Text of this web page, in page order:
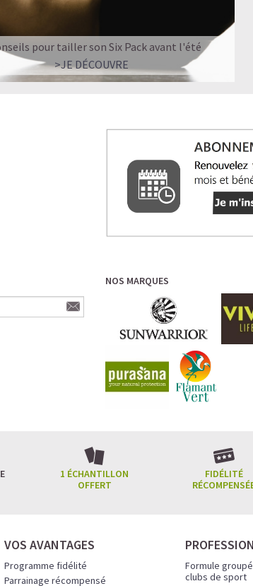
pour tailler son Six Pack avant l'été
>JE DÉCOUVRE
NOS MARQUES
1 ÉCHANTILLON
OFFERT
FIDÉLITÉ
VOS AVANTAGES
Programme fidélité
Parrainage récompensé
Formule
clubs de sport